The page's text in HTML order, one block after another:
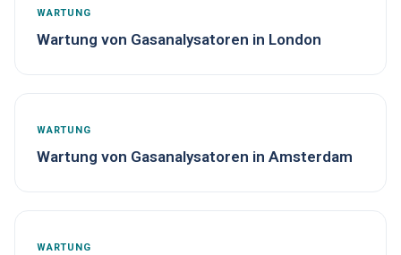
WARTUNG
Wartung von Gasanalysatoren in London
WARTUNG
Wartung von Gasanalysatoren in Amsterdam
WARTUNG